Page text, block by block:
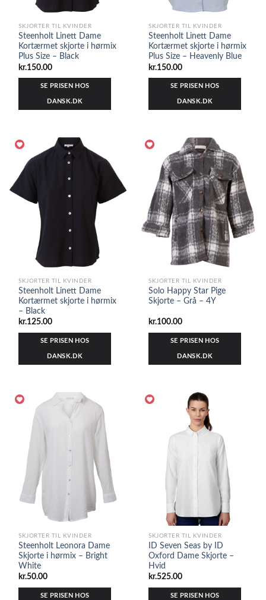
SKJORTER TIL KVINDER
Steenholt Linett Dame
Kortærmet skjorte i hørmix
Plus Size – Black
kr.150.00
SE PRISEN HOS
DANSK.DK
SKJORTER TIL KVINDER
Steenholt Linett Dame
Kortærmet skjorte i hørmix
Plus Size – Heavenly Blue
kr.150.00
SE PRISEN HOS
DANSK.DK
SKJORTER TIL KVINDER
Steenholt Linett Dame
Kortærmet skjorte i hørmix
– Black
kr.125.00
SE PRISEN HOS
DANSK.DK
SKJORTER TIL KVINDER
Solo Happy Star Pige
Skjorte – Grå – 4Y
kr.100.00
SE PRISEN HOS
DANSK.DK
SKJORTER TIL KVINDER
Steenholt Leonora Dame
Skjorte i hørmix – Bright
White
kr.50.00
SE PRISEN HOS
SKJORTER TIL KVINDER
ID Seven Seas by ID
Oxford Dame Skjorte –
Hvid
kr.525.00
SE PRISEN HOS